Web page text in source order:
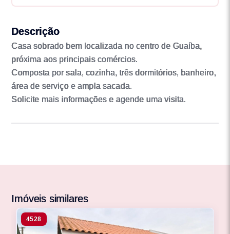
Descrição
Casa sobrado bem localizada no centro de Guaíba,
próxima aos principais comércios.
Composta por sala, cozinha, três dormitórios, banheiro,
área de serviço e ampla sacada.
Solicite mais informações e agende uma visita.
Imóveis similares
4528